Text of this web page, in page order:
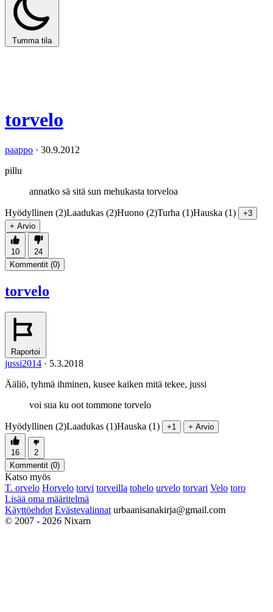
Tumma tila
torvelo
paappo · 30.9.2012
pillu
annatko sä sitä sun mehukasta torveloa
Hyödyllinen (2)Laadukas (2)Huono (2)Turha (1)Hauska (1)
+3
+ Arvio
10
24
Kommentit (0)
torvelo
Raportoi
jussi2014 · 5.3.2018
Ääliö, tyhmä ihminen, kusee kaiken mitä tekee, jussi
voi sua ku oot tommone torvelo
Hyödyllinen (2)Laadukas (1)Hauska (1) +1 + Arvio
16
2
Kommentit (0)
Katso myös
T. orvelo Horvelo torvi torveilla tohelo urvelo torvari Velo toro
Lisää oma määritelmä
Käyttöehdot Evästevalinnat urbaanisanakirja@gmail.com
© 2007 - 2026 Nixarn